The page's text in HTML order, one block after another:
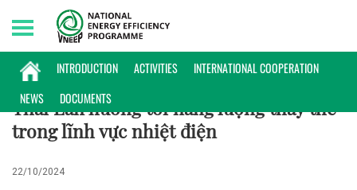
INTRODUCTION ACTIVITIES
INTERNATIONAL COOPERATION
NEWS
DOCUMENTS
Saturday, 08/08/2026 | 06:46 GMT+7
PHỔ BIẾN KIẾN THỨC
Thái Lan hướng tới năng lượng thay thế
trong lĩnh vực nhiệt điện
22/10/2024